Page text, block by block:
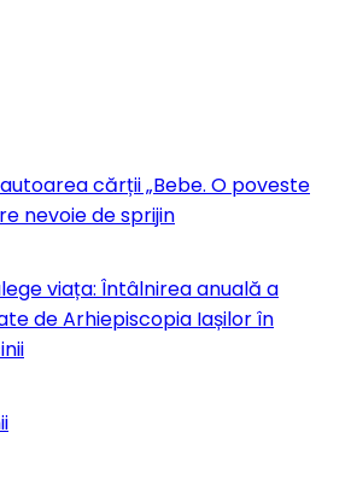
cărții „Bebe. O poveste
nevoie de sprijin
viața: Întâlnirea anuală a
de Arhiepiscopia Iașilor în